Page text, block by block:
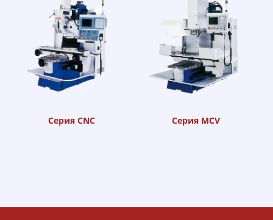
Серия CNC Серия MCV